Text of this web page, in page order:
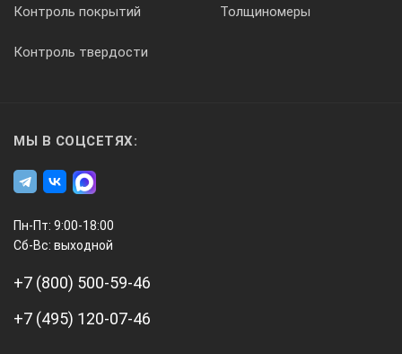
Контроль покрытий Толщиномеры
Контроль твердости
МЫ В СОЦСЕТЯХ:
Пн-Пт: 9:00-18:00
Сб-Вс: выходной
+7 (800) 500-59-46
+7 (495) 120-07-46